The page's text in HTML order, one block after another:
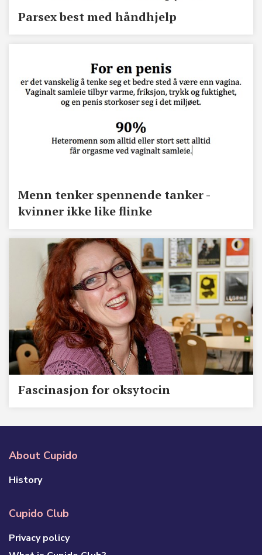
Parsex best med håndhjelp
Menn tenker spennende tanker -
kvinner ikke like flinke
Fascinasjon for oksytocin
About Cupido
History
Cupido Club
Privacy policy